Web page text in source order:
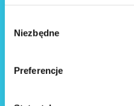
zgody
Niezbędne
Preferencje